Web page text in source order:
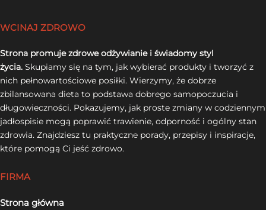
WCINAJ ZDROWO
Strona promuje zdrowe odżywianie i świadomy styl
życia. Skupiamy się na tym, jak wybierać produkty i tworzyć z
nich pełnowartościowe posiłki. Wierzymy, że dobrze
zbilansowana dieta to podstawa dobrego samopoczucia i
długowieczności. Pokazujemy, jak proste zmiany w codziennym
jadłospisie mogą poprawić trawienie, odporność i ogólny stan
zdrowia. Znajdziesz tu praktyczne porady, przepisy i inspiracje,
które pomogą Ci jeść zdrowo.
FIRMA
Strona główna